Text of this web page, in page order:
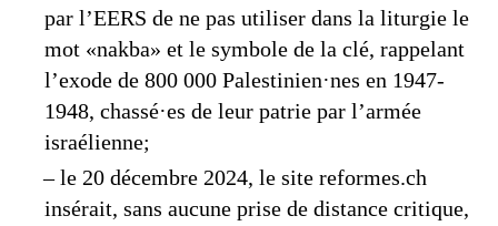
par l’EERS de ne pas utiliser dans la liturgie le
mot «nakba» et le symbole de la clé, rappelant
l’exode de 800 000 Palestinien·nes en 1947-
1948, chassé·es de leur patrie par l’armée
israélienne;
– le 20 décembre 2024, le site reformes.ch
insérait, sans aucune prise de distance critique,